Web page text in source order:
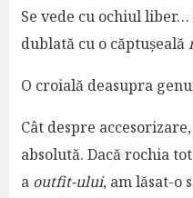
Se vede cu ochiul
dublată cu o căptușeală
O croială deasupra
Cât despre
absolută. Dacă rochia
a outfit-ului, am lăsat-o